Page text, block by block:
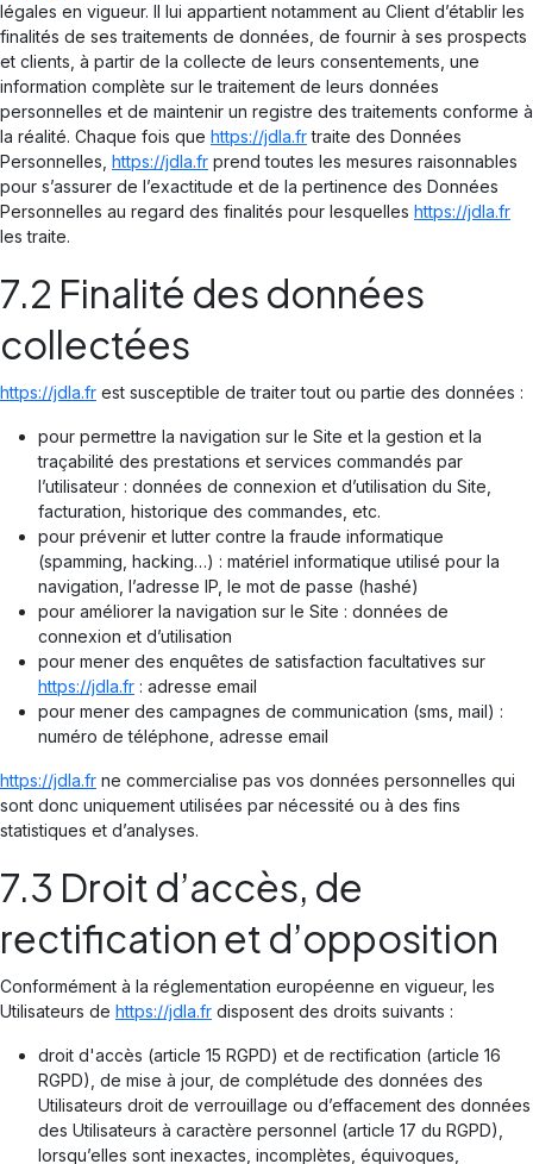
légales en vigueur. Il lui appartient notamment au Client d’établir les
finalités de ses traitements de données, de fournir à ses prospects
et clients, à partir de la collecte de leurs consentements, une
information complète sur le traitement de leurs données
personnelles et de maintenir un registre des traitements conforme à
la réalité. Chaque fois que https://jdla.frtraite des Données
Personnelles, https://jdla.fr prend toutes les mesures raisonnables
pour s’assurer de l’exactitude et de la pertinence des Données
Personnelles au regard des finalités pour lesquelles https://jdla.fr
les traite.
7.2 Finalité des données
collectées
https://jdla.fr est susceptible de traiter tout ou partie des données :
pour permettre la navigation sur le Site et la gestion et la
traçabilité des prestations et services commandés par
l’utilisateur : données de connexion et d’utilisation du Site,
facturation, historique des commandes, etc.
pour prévenir et lutter contre la fraude informatique
(spamming, hacking…) : matériel informatique utilisé pour la
navigation, l’adresse IP, le mot de passe (hashé)
pour améliorer la navigation sur le Site : données de
connexion et d’utilisation
pour mener des enquêtes de satisfaction facultatives sur
https://jdla.fr : adresse email
pour mener des campagnes de communication (sms, mail) :
numéro de téléphone, adresse email
https://jdla.fr ne commercialise pas vos données personnelles qui
sont donc uniquement utilisées par nécessité ou à des fins
statistiques et d’analyses.
7.3 Droit d’accès, de
rectification et d’opposition
Conformément à la réglementation européenne en vigueur, les
Utilisateurs de https://jdla.fr disposent des droits suivants :
droit d'accès (article 15 RGPD) et de rectification (article 16
RGPD), de mise à jour, de complétude des données des
Utilisateurs droit de verrouillage ou d’effacement des données
des Utilisateurs à caractère personnel (article 17 du RGPD),
lorsqu’elles sont inexactes, incomplètes, équivoques,